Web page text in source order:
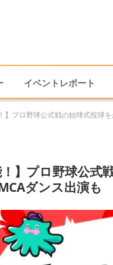
イベントレポート
】プロ野球公式戦の始球式投球
】プロ野球公
ダンス出演も